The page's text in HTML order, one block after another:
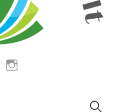
Facebook
Suchen
nach: